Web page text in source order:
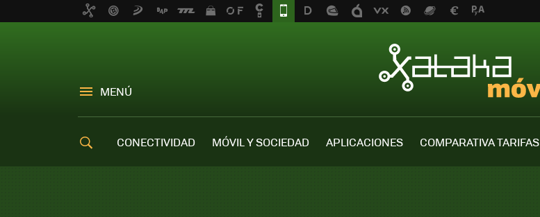
MENÚ
CONECTIVIDAD MÓVIL Y SOCIEDAD APLICACIONES COMPARATIVA TARIFAS